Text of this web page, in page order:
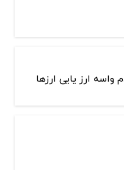
ارز یایی ارزها